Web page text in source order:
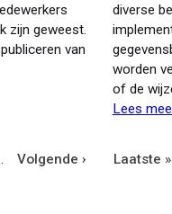
zijn geweest.
van
diverse
worden
of de
Lees
Volgende
Volgende › Laatste
Laatste »